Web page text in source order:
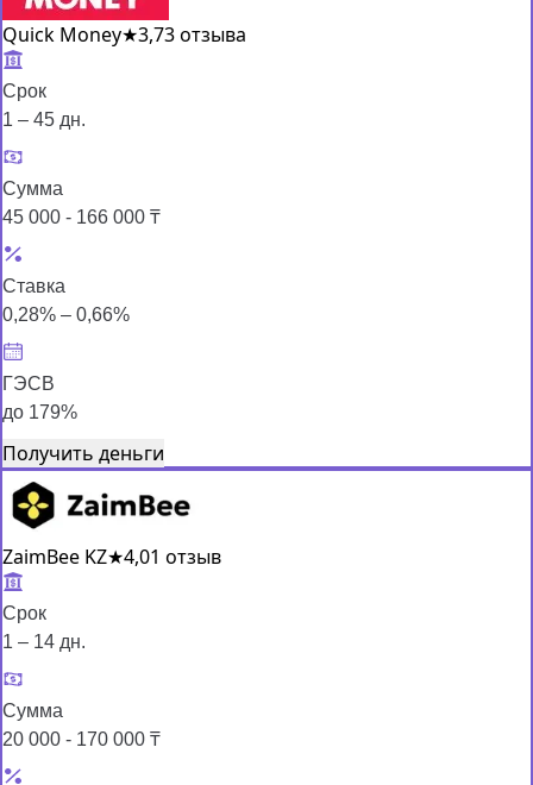
Quick Money★3,73 отзыва
Срок
1 – 45 дн.
Сумма
45 000 - 166 000 ₸
Ставка
0,28% – 0,66%
ГЭСВ
до 179%
Получить деньги
ZaimBee KZ★4,01 отзыв
Срок
1 – 14 дн.
Сумма
20 000 - 170 000 ₸